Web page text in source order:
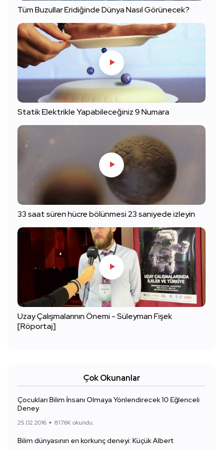
Tüm Buzullar Eridiğinde Dünya Nasıl Görünecek?
Statik Elektrikle Yapabileceğiniz 9 Numara
33 saat süren hücre bölünmesi 23 saniyede izleyin
Uzay Çalışmalarının Önemi - Süleyman Fişek
[Röportaj]
Çok Okunanlar
Çocukları Bilim İnsanı Olmaya Yönlendirecek 10 Eğlenceli
Deney
25.02.2016 817.6K okundu.
Bilim dünyasının en korkunç deneyi: Küçük Albert